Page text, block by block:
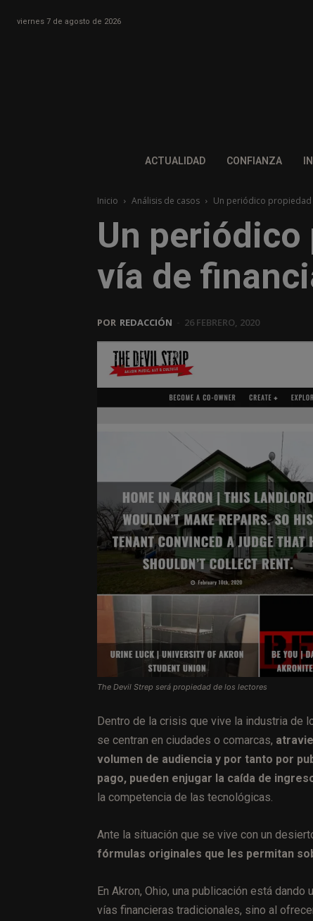
viernes 7 de agosto de 2026
ACTUALIDAD CONFIANZA
Inicio Análisis de casos Un periódico propiedad
Un periódico
vía de
POR REDACCIÓN 26 FEBRERO, 2020
The Devil Strep será propiedad de los lectores
Dentro de la crisis que vive la industria de
se centran en ciudades o comarcas,
volumen de audiencia y por tanto por
pago, pueden enjugar la caída de
la competencia de las tecnológicas.
Ante la situación que se vive con un
fórmulas originales que les permitan
En Akron, Ohio, una publicación está
vías financieras tradicionales, sino al